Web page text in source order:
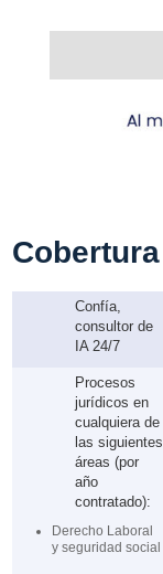
Cobertura
Confía,
consultor de
IA 24/7
Procesos
jurídicos en
cualquiera de
las siguientes
áreas (por
año
contratado):
Derecho Laboral
y seguridad social